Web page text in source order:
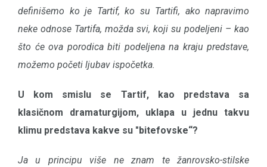
definišemo ko je Tartif, ko su Tartifi, ako napravimo
neke odnose Tartifa, možda svi, koji su podeljeni – kao
što će ova porodica biti podeljena na kraju predstave,
možemo početi ljubav ispočetka.
U kom smislu se Tartif, kao predstava sa
klasičnom dramaturgijom, uklapa u jednu takvu
klimu predstava kakve su "bitefovske“?
Ja u principu više ne znam te žanrovsko-stilske